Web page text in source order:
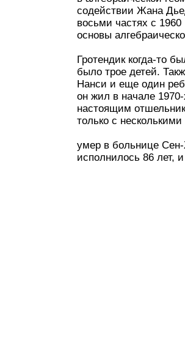
содействии Жана
восьми частях с
основы
Гротендик когда-то
было трое детей.
Нанси и еще один
он жил в начале
настоящим
только с
умер в больнице
исполнилось 86 лет,